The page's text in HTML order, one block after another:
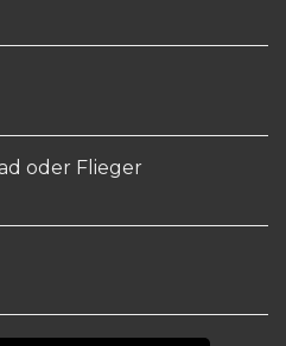
oder Flieger